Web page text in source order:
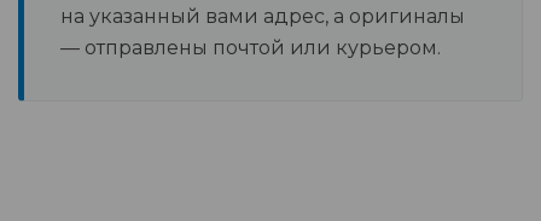
на указанный вами адрес, а оригиналы
— отправлены почтой или курьером.